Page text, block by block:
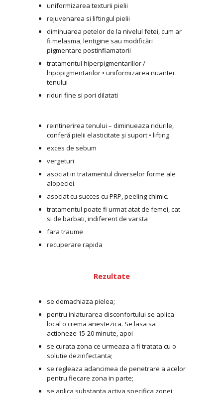
uniformizarea texturii pielii
rejuvenarea si liftingul pielii
diminuarea petelor de la nivelul fetei, cum ar
fi melasma, lentigine sau modificări
pigmentare postinflamatorii
tratamentul hiperpigmentarillor /
hipopigmentarilor • uniformizarea nuantei
tenului
riduri fine si pori dilatati
reintinerirea tenului – diminueaza ridurile,
conferă pielii elasticitate și suport • lifting
exces de sebum
vergeturi
asociat in tratamentul diverselor forme ale
alopeciei.
asociat cu succes cu PRP, peeling chimic.
tratamentul poate fi urmat atat de femei, cat
si de barbati, indiferent de varsta
fara traume
recuperare rapida
Rezultate
se demachiaza pielea;
pentru inlaturarea disconfortului se aplica
local o crema anestezica. Se lasa sa
actioneze 15-20 minute, apoi
se curata zona ce urmeaza a fi tratata cu o
solutie dezinfectanta;
se regleaza adancimea de penetrare a acelor
pentru fiecare zona in parte;